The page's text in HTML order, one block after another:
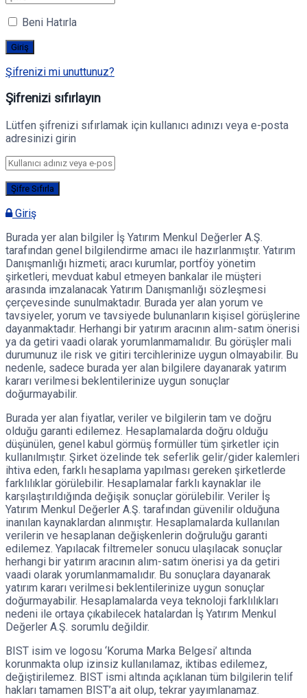
Beni Hatırla
Şifrenizi mi unuttunuz?
Şifrenizi sıfırlayın
Lütfen şifrenizi sıfırlamak için kullanıcı adınızı veya e-posta
adresinizi girin
Giriş
Burada yer alan bilgiler İş Yatırım Menkul Değerler A.Ş.
tarafından genel bilgilendirme amacı ile hazırlanmıştır. Yatırım
Danışmanlığı hizmeti; aracı kurumlar, portföy yönetim
şirketleri, mevduat kabul etmeyen bankalar ile müşteri
arasında imzalanacak Yatırım Danışmanlığı sözleşmesi
çerçevesinde sunulmaktadır. Burada yer alan yorum ve
tavsiyeler, yorum ve tavsiyede bulunanların kişisel görüşlerine
dayanmaktadır. Herhangi bir yatırım aracının alım-satım önerisi
ya da getiri vaadi olarak yorumlanmamalıdır. Bu görüşler mali
durumunuz ile risk ve gitiri tercihlerinize uygun olmayabilir. Bu
nedenle, sadece burada yer alan bilgilere dayanarak yatırım
kararı verilmesi beklentilerinize uygun sonuçlar
doğurmayabilir.
Burada yer alan fiyatlar, veriler ve bilgilerin tam ve doğru
olduğu garanti edilemez. Hesaplamalarda doğru olduğu
düşünülen, genel kabul görmüş formüller tüm şirketler için
kullanılmıştır. Şirket özelinde tek seferlik gelir/gider kalemleri
ihtiva eden, farklı hesaplama yapılması gereken şirketlerde
farklılıklar görülebilir. Hesaplamalar farklı kaynaklar ile
karşılaştırıldığında değişik sonuçlar görülebilir. Veriler İş
Yatırım Menkul Değerler A.Ş. tarafından güvenilir olduğuna
inanılan kaynaklardan alınmıştır. Hesaplamalarda kullanılan
verilerin ve hesaplanan değişkenlerin doğruluğu garanti
edilemez. Yapılacak filtremeler sonucu ulaşılacak sonuçlar
herhangi bir yatırım aracının alım-satım önerisi ya da getiri
vaadi olarak yorumlanmamalıdır. Bu sonuçlara dayanarak
yatırım kararı verilmesi beklentilerinize uygun sonuçlar
doğurmayabilir. Hesaplamalarda veya teknoloji farklılıkları
nedeni ile ortaya çıkabilecek hatalardan İş Yatırım Menkul
Değerler A.Ş. sorumlu değildir.
BIST isim ve logosu ‘Koruma Marka Belgesi’ altında
korunmakta olup izinsiz kullanılamaz, iktibas edilemez,
değiştirilemez. BIST ismi altında açıklanan tüm bilgilerin telif
hakları tamamen BIST’a ait olup, tekrar yayımlanamaz.